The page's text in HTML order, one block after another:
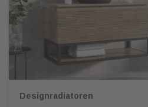
Designradiatoren